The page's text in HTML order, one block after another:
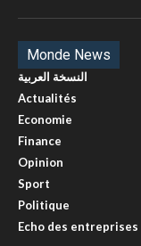
Monde News
النسخة العربية
Actualités
Economie
Finance
Opinion
Sport
Politique
Echo des entreprises